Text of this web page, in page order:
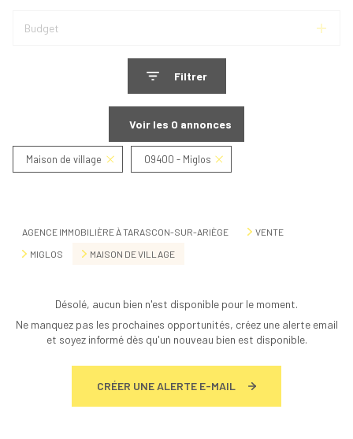
Budget
Filtrer
Voir les 0 annonces
Maison de village 09400 - Miglos
AGENCE IMMOBILIÈRE À TARASCON-SUR-ARIÈGE
VENTE
MIGLOS
MAISON DE VILLAGE
Désolé, aucun bien n'est disponible pour le moment.
Ne manquez pas les prochaines opportunités, créez une alerte email
et soyez informé dès qu'un nouveau bien est disponible.
CRÉER UNE ALERTE E-MAIL